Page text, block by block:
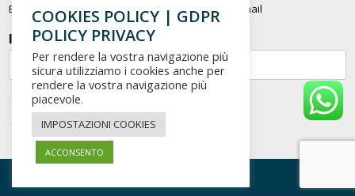
Email Conferma email
Inserisci il tuo Cellulare
AVANTI
COOKIES POLICY | GDPR
POLICY PRIVACY
Per rendere la vostra navigazione più
sicura utilizziamo i cookies anche per
rendere la vostra navigazione più
piacevole.
IMPOSTAZIONI COOKIES
ACCONSENTO